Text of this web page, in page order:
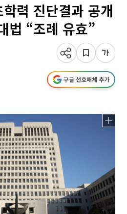
력 진단결과 공개
법 “조례 유효”
구글 선호매체 추가